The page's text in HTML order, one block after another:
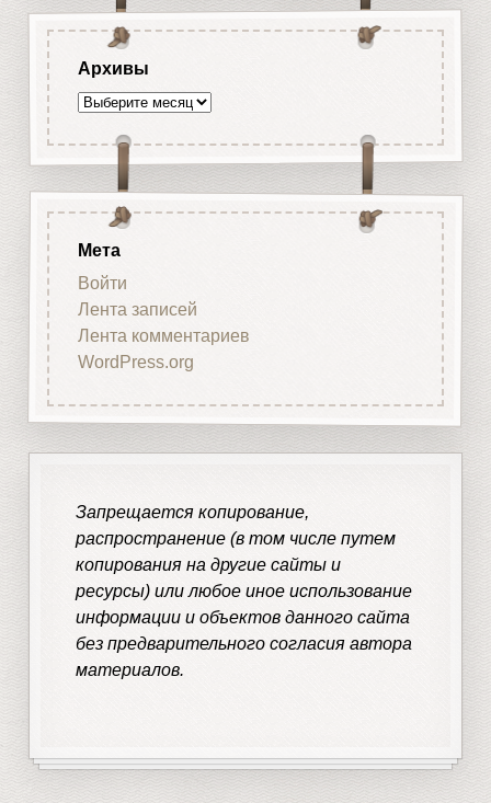
Архивы
Архивы
Мета
Войти
Лента записей
Лента комментариев
WordPress.org
Запрещается копирование,
распространение (в том числе путем
копирования на другие сайты и
ресурсы) или любое иное использование
информации и объектов данного сайта
без предварительного согласия автора
материалов.